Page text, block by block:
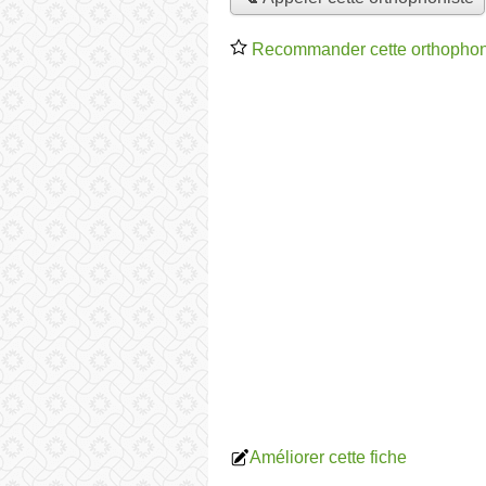
Recommander cette
Améliorer cette fiche